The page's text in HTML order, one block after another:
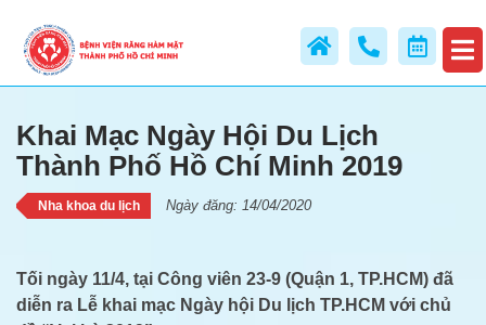
Khai Mạc Ngày Hội Du Lịch
Thành Phố Hồ Chí Minh 2019
Khai Mạc Ngày Hội Du Lịch
Thành Phố Hồ Chí Minh 2019
Nha khoa du lịch Ngày đăng: 14/04/2020
Tối ngày 11/4, tại Công viên 23-9 (Quận 1, TP.HCM) đã
diễn ra Lễ khai mạc Ngày hội Du lịch TP.HCM với chủ